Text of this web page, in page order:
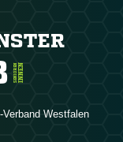
SENIORENINNEN
Westfalen